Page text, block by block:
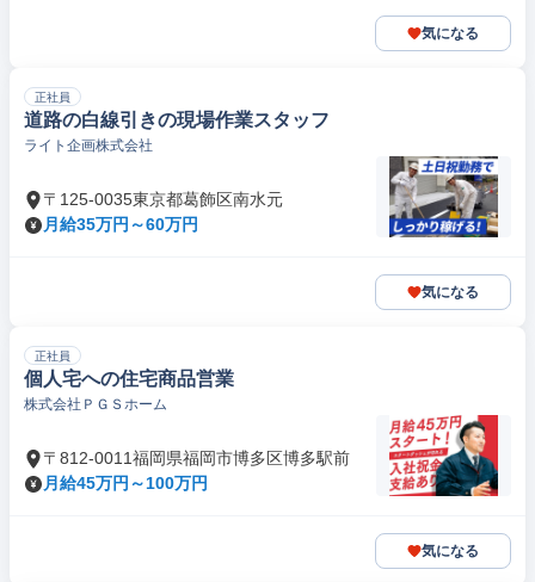
気になる
正社員
道路の白線引きの現場作業スタッフ
ライト企画株式会社
〒125-0035東京都葛飾区南水元
月給35万円～60万円
気になる
正社員
個人宅への住宅商品営業
株式会社ＰＧＳホーム
〒812-0011福岡県福岡市博多区博多駅前
月給45万円～100万円
気になる